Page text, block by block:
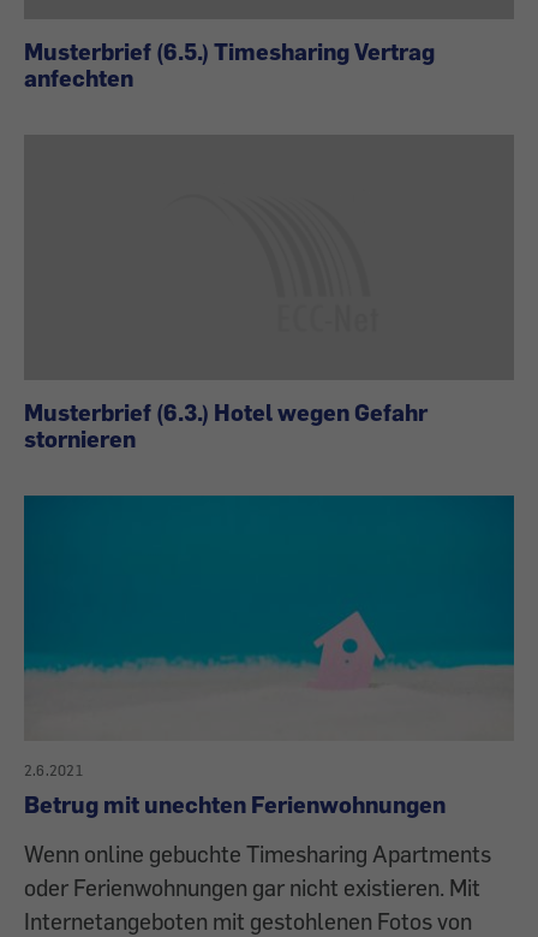
Musterbrief (6.5.) Timesharing Vertrag
anfechten
Musterbrief (6.3.) Hotel wegen Gefahr
stornieren
2.6.2021
Betrug mit unechten Ferienwohnungen
Wenn online gebuchte Timesharing Apartments
oder Ferienwohnungen gar nicht existieren. Mit
Internetangeboten mit gestohlenen Fotos von